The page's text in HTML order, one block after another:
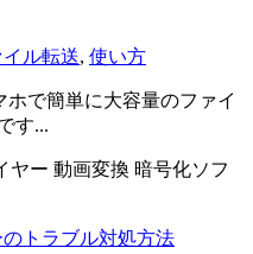
イル転送, 使い方
ホで簡単に大容量のファイ
す...
ヤー 動画変換 暗号化ソフ
のトラブル対処方法